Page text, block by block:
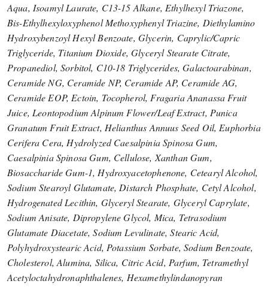
Aqua, Isoamyl Laurate, C13-15 Alkane, Ethylhexyl Triazone,
Bis-Ethylhexyloxyphenol Methoxyphenyl Triazine, Diethylamino
Hydroxybenzoyl Hexyl Benzoate, Glycerin, Caprylic/Capric
Triglyceride, Titanium Dioxide, Glyceryl Stearate Citrate,
Propanediol, Sorbitol, C10-18 Triglycerides, Galactoarabinan,
Ceramide NG, Ceramide NP, Ceramide AP, Ceramide AG,
Ceramide EOP, Ectoin, Tocopherol, Fragaria Ananassa Fruit
Juice, Leontopodium Alpinum Flower/Leaf Extract, Punica
Granatum Fruit Extract, Helianthus Annuus Seed Oil, Euphorbia
Cerifera Cera, Hydrolyzed Caesalpinia Spinosa Gum,
Caesalpinia Spinosa Gum, Cellulose, Xanthan Gum,
Biosaccharide Gum-1, Hydroxyacetophenone, Cetearyl Alcohol,
Sodium Stearoyl Glutamate, Distarch Phosphate, Cetyl Alcohol,
Hydrogenated Lecithin, Glyceryl Stearate, Glyceryl Caprylate,
Sodium Anisate, Dipropylene Glycol, Mica, Tetrasodium
Glutamate Diacetate, Sodium Levulinate, Stearic Acid,
Polyhydroxystearic Acid, Potassium Sorbate, Sodium Benzoate,
Cholesterol, Alumina, Silica, Citric Acid, Parfum, Tetramethyl
Acetyloctahydronaphthalenes, Hexamethylindanopyran